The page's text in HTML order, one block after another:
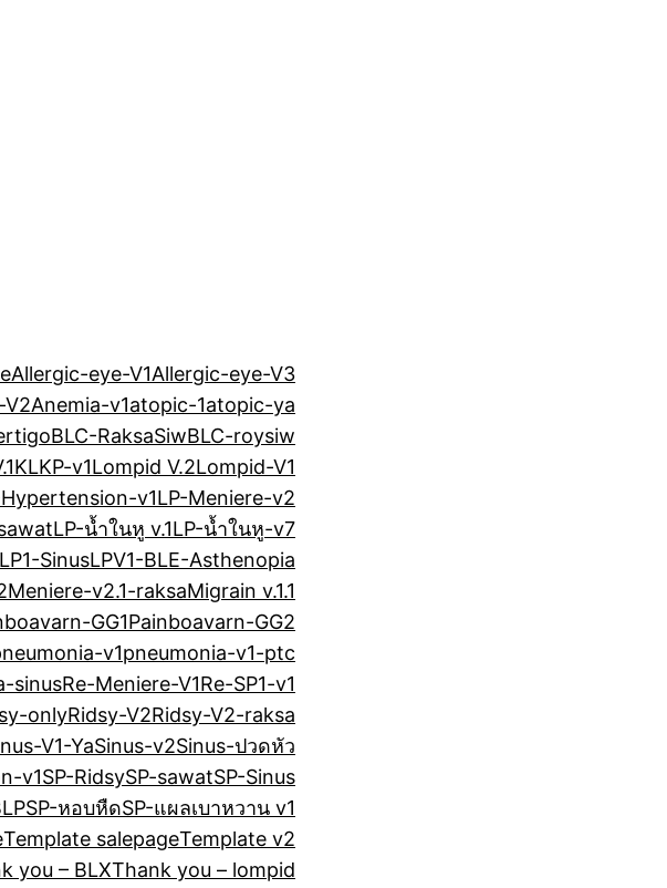
Allergic-eye-V1Allergic-eye-V3
V2Anemia-v1atopic-1atopic-ya
BLC-RaksaSiwBLC-roysiw
KLKP-v1Lompid V.2Lompid-V1
v1LP-Meniere-v2
LP-น้ำในหู v.1LP-น้ำในหู-v7
LP1-SinusLPV1-BLE-Asthenopia
Meniere-v2.1-raksaMigrain v.1.1
GG1Painboavarn-GG2
v1pneumonia-v1-ptc
sinusRe-Meniere-V1Re-SP1-v1
onlyRidsy-V2Ridsy-V2-raksa
V1-YaSinus-v2Sinus-ปวดหัว
v1SP-RidsySP-sawatSP-Sinus
SP-หอบหืดSP-แผลเบาหวาน v1
Template salepageTemplate v2
you – BLXThank you – lompid